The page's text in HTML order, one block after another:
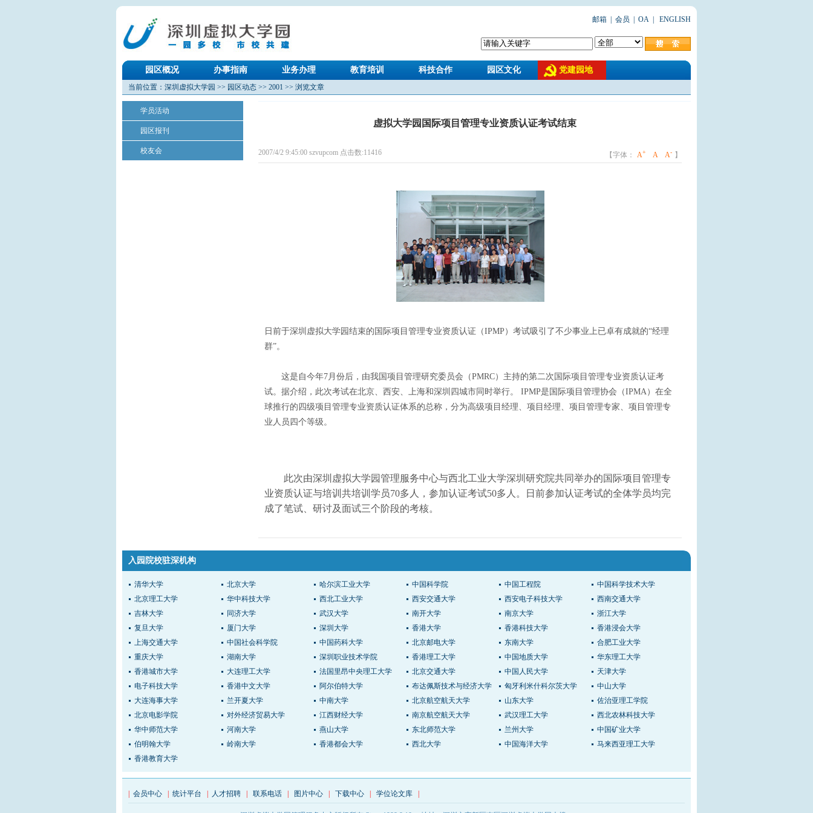
邮箱 会员 OA ENGLISH
园区概况 办事指南 业务办理 教育培训 科技合作 园区文化 党建园地
当前位置： 深圳虚拟大学园 >> 园区动态 >> 2001 >> 浏览文章
学员活动
园区报刊
校友会
虚拟大学园国际项目管理专业资质认证考试结束
2007/4/2 9:45:00 szvupcom 点击数:11416 【字体： A+ A A- 】
日前于深圳虚拟大学园结束的国际项目管理专业资质认证（IPMP）考试吸引了不少事业上已卓有成就的“经理
群”。
这是自今年7月份后，由我国项目管理研究委员会（PMRC）主持的第二次国际项目管理专业资质认证考
试。据介绍，此次考试在北京、西安、上海和深圳四城市同时举行。 IPMP是国际项目管理协会（IPMA）在全
球推行的四级项目管理专业资质认证体系的总称，分为高级项目经理、项目经理、项目管理专家、项目管理专
业人员四个等级。
此次由深圳虚拟大学园管理服务中心与西北工业大学深圳研究院共同举办的国际项目管理专
业资质认证与培训共培训学员70多人，参加认证考试50多人。日前参加认证考试的全体学员均完
成了笔试、研讨及面试三个阶段的考核。
入园院校驻深机构
清华大学 北京大学 哈尔滨工业大学 中国科学院 中国工程院
中国科学技术大学
北京理工大学
华中科技大学 西北工业大学 西安交通大学 西安电子科技大学
西南交通大学
吉林大学
同济大学 武汉大学 南开大学 南京大学
浙江大学
复旦大学
厦门大学 深圳大学 香港大学 香港科技大学
香港浸会大学
上海交通大学
中国社会科学院 中国药科大学 北京邮电大学 东南大学
合肥工业大学
重庆大学
湖南大学 深圳职业技术学院 香港理工大学 中国地质大学
华东理工大学
香港城市大学
大连理工大学 法国里昂中央理工大学 北京交通大学 中国人民大学
天津大学
电子科技大学
香港中文大学 阿尔伯特大学 布达佩斯技术与经济大学 匈牙利米什科尔茨大学
中山大学
大连海事大学
兰开夏大学 中南大学 北京航空航天大学 山东大学
佐治亚理工学院
北京电影学院
对外经济贸易大学 江西财经大学 南京航空航天大学 武汉理工大学
西北农林科技大学
华中师范大学
河南大学 燕山大学 东北师范大学 兰州大学
中国矿业大学
伯明翰大学
岭南大学 香港都会大学 西北大学 中国海洋大学
马来西亚理工大学
香港教育大学
会员中心 统计平台 人才招聘 联系电话 图片中心 下载中心 学位论文库